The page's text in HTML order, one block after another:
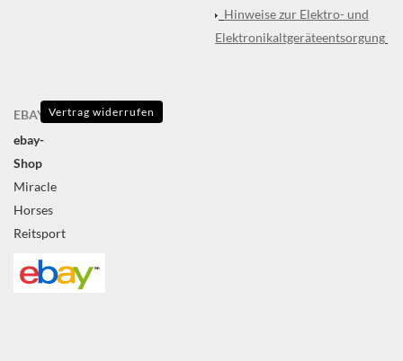
Hinweise zur Elektro- und
Elektronikaltgeräteentsorgung
EBAY
ebay-
Shop
Miracle
Horses
Reitsport
Vertrag widerrufen